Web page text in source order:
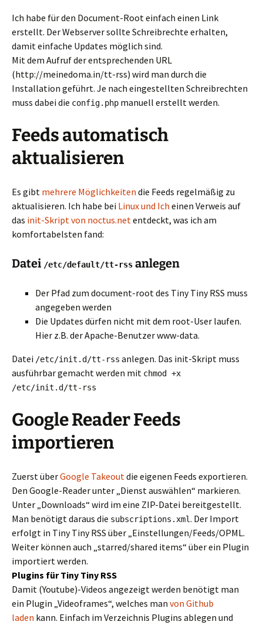
Ich habe für den Document-Root einfach einen Link
erstellt. Der Webserver sollte Schreibrechte erhalten,
damit einfache Updates möglich sind.
Mit dem Aufruf der entsprechenden URL
(http://meinedoma.in/tt-rss) wird man durch die
Installation geführt. Je nach eingestellten Schreibrechten
muss dabei die config.php manuell erstellt werden.
Feeds automatisch
aktualisieren
Es gibt mehrere Möglichkeiten die Feeds regelmäßig zu
aktualisieren. Ich habe bei Linux und Ich einen Verweis auf
das init-Skript von noctus.netentdeckt, was ich am
komfortabelsten fand:
Datei /etc/default/tt-rss anlegen
Der Pfad zum document-root des Tiny Tiny RSS muss
angegeben werden
Die Updates dürfen nicht mit dem root-User laufen.
Hier z.B. der Apache-Benutzer www-data.
Datei /etc/init.d/tt-rss anlegen. Das init-Skript muss
ausführbar gemacht werden mit chmod +x
/etc/init.d/tt-rss
Google Reader Feeds
importieren
Zuerst überGoogle Takeoutdie eigenen Feeds exportieren.
Den Google-Reader unter „Dienst auswählen“ markieren.
Unter „Downloads“ wird im eine ZIP-Datei bereitgestellt.
Man benötigt daraus die subscriptions.xml. Der Import
erfolgt in Tiny Tiny RSS über „Einstellungen/Feeds/OPML.
Weiter können auch „starred/shared items“ über ein Plugin
importiert werden.
Plugins für Tiny Tiny RSS
Damit (Youtube)-Videos angezeigt werden benötigt man
ein Plugin „Videoframes“, welches man von Github
laden kann. Einfach im Verzeichnis Plugins ablegen und